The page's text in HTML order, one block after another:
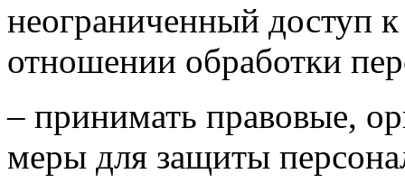
неограниченный доступ
отношении обработки
– принимать правовые,
меры для защиты